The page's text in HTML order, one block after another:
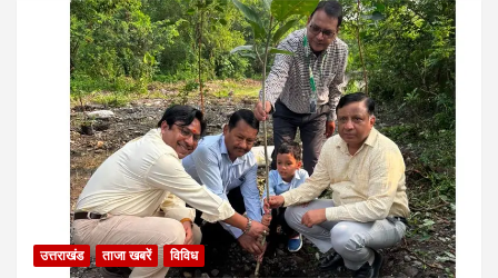
उत्तराखंड ताजा खबरें विविध